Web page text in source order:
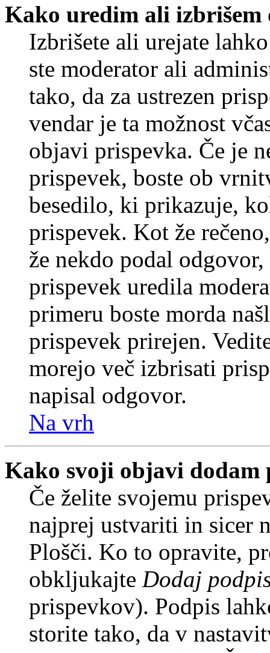
Kako uredim ali izbrišem
Izbrišete ali urejate
ste moderator ali
tako, da za ustrezen
vendar je ta možnost
objavi prispevka. Če je
prispevek, boste ob
besedilo, ki prikazuje,
prispevek. Kot že
že nekdo podal
prispevek uredila
primeru boste morda
prispevek prirejen.
morejo več izbrisati
napisal odgovor.
Na vrh
Kako svoji objavi dodam
Če želite svojemu
najprej ustvariti in sicer
Plošči. Ko to opravite,
obkljukajte Dodaj
prispevkov). Podpis
storite tako, da v